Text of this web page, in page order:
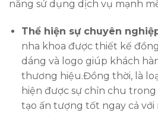
năng sử dụng dịch vụ mạnh
Thể hiện sự chuyên
nha khoa được thiết kế
dáng và logo giúp khách
thương hiệu.Đồng thời, là
hiện được sự chỉn chu
tạo ấn tượng tốt ngay cả